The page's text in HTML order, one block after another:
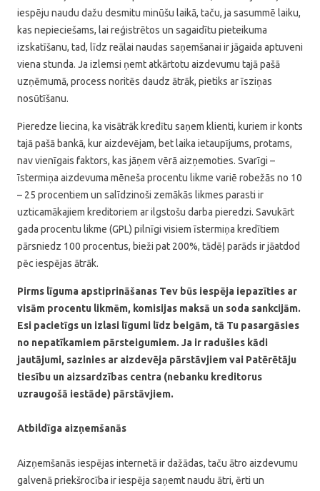
iespēju naudu dažu desmitu minūšu laikā, taču, ja sasummē laiku,
kas nepieciešams, lai reģistrētos un sagaidītu pieteikuma
izskatīšanu, tad, līdz reālai naudas saņemšanai ir jāgaida aptuveni
viena stunda. Ja izlemsi ņemt atkārtotu aizdevumu tajā pašā
uzņēmumā, process noritēs daudz ātrāk, pietiks ar īsziņas
nosūtīšanu.
Pieredze liecina, ka visātrāk kredītu saņem klienti, kuriem ir konts
tajā pašā bankā, kur aizdevējam, bet laika ietaupījums, protams,
nav vienīgais faktors, kas jāņem vērā aizņemoties. Svarīgi –
īstermiņa aizdevuma mēneša procentu likme variē robežās no 10
– 25 procentiem un salīdzinoši zemākās likmes parasti ir
uzticamākajiem kreditoriem ar ilgstošu darba pieredzi. Savukārt
gada procentu likme (GPL) pilnīgi visiem īstermiņa kredītiem
pārsniedz 100 procentus, bieži pat 200%, tādēļ parāds ir jāatdod
pēc iespējas ātrāk.
Pirms līguma apstiprināšanas Tev būs iespēja iepazīties ar
visām procentu likmēm, komisijas maksā un soda sankcijām.
Esi pacietīgs un izlasi līgumi līdz beigām, tā Tu pasargāsies
no nepatīkamiem pārsteigumiem. Ja ir radušies kādi
jautājumi, sazinies ar aizdevēja pārstāvjiem vai Patērētāju
tiesību un aizsardzības centra (nebanku kreditorus
uzraugošā iestāde) pārstāvjiem.
Atbildīga aizņemšanās
Aizņemšanās iespējas internetā ir dažādas, taču ātro aizdevumu
galvenā priekšrocība ir iespēja saņemt naudu ātri, ērti un